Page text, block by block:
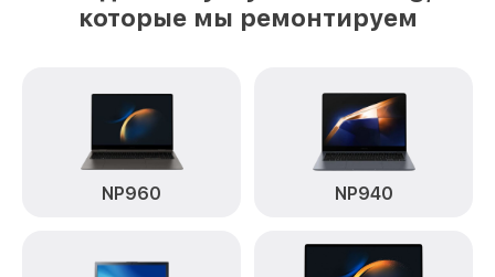
которые мы ремонтируем
NP960 NP940